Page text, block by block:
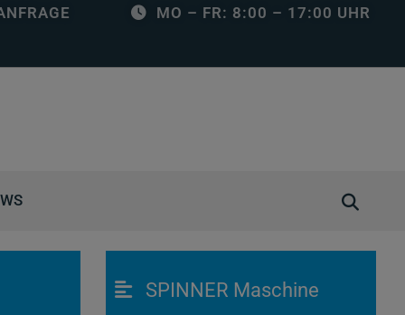
MO – FR: 8:00 – 17:00 UHR
c
SPINNER Maschine